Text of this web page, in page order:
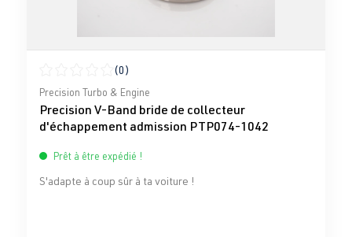
Note moyenne de 0 sur 5 étoiles
(0)
Precision Turbo & Engine
Precision V-Band bride de collecteur
d'échappement admission PTP074-1042
Prêt à être expédié !
S'adapte à coup sûr à ta voiture !